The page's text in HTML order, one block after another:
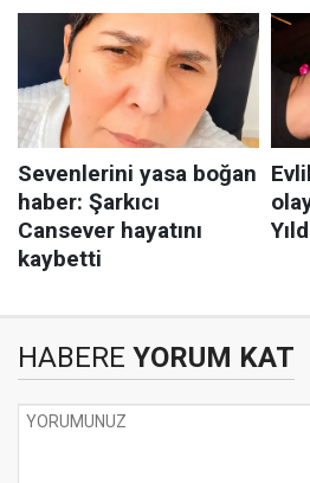
HABERE YORUM KAT